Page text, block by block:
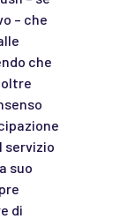
– che
che
servizio
suo
di